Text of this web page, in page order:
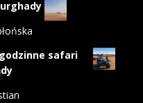
safari